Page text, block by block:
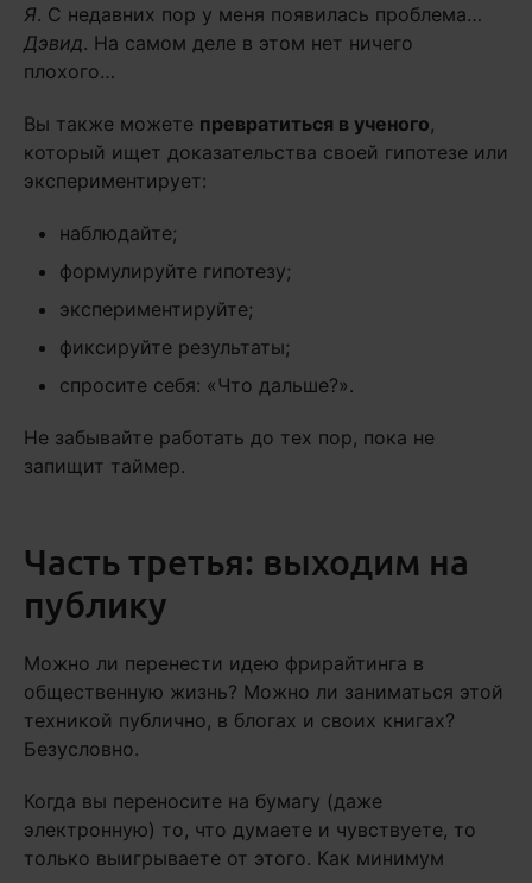
Я. С недавних пор у меня появилась проблема…
Дэвид. На самом деле в этом нет ничего
плохого…
Вы также можете превратиться в ученого,
который ищет доказательства своей гипотезе или
экспериментирует:
наблюдайте;
формулируйте гипотезу;
экспериментируйте;
фиксируйте результаты;
спросите себя: «Что дальше?».
Не забывайте работать до тех пор, пока не
запищит таймер.
Часть третья: выходим на
публику
Можно ли перенести идею фрирайтинга в
общественную жизнь? Можно ли заниматься этой
техникой публично, в блогах и своих книгах?
Безусловно.
Когда вы переносите на бумагу (даже
электронную) то, что думаете и чувствуете, то
только выигрываете от этого. Как минимум